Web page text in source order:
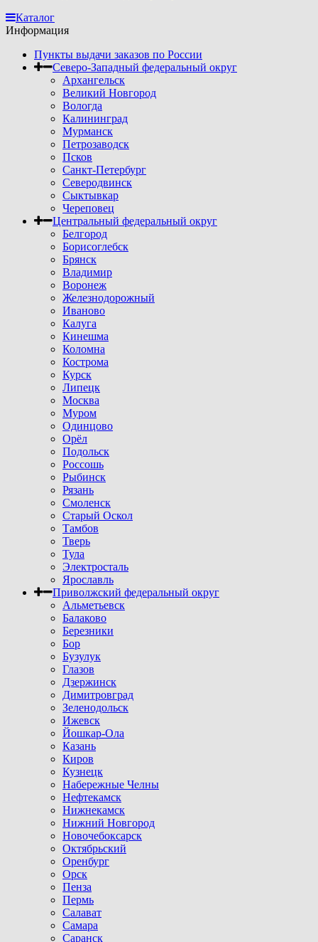
Каталог
Информация
Пункты выдачи заказов по России
Северо-Западный федеральный округ
Архангельск
Великий Новгород
Вологда
Калининград
Мурманск
Петрозаводск
Псков
Санкт-Петербург
Северодвинск
Сыктывкар
Череповец
Центральный федеральный округ
Белгород
Борисоглебск
Брянск
Владимир
Воронеж
Железнодорожный
Иваново
Калуга
Кинешма
Коломна
Кострома
Курск
Липецк
Москва
Муром
Одинцово
Орёл
Подольск
Россошь
Рыбинск
Рязань
Смоленск
Старый Оскол
Тамбов
Тверь
Тула
Электросталь
Ярославль
Приволжский федеральный округ
Альметьевск
Балаково
Березники
Бор
Бузулук
Глазов
Дзержинск
Димитровград
Зеленодольск
Ижевск
Йошкар-Ола
Казань
Киров
Кузнецк
Набережные Челны
Нефтекамск
Нижнекамск
Нижний Новгород
Новочебоксарск
Октябрьский
Оренбург
Орск
Пенза
Пермь
Салават
Самара
Саранск